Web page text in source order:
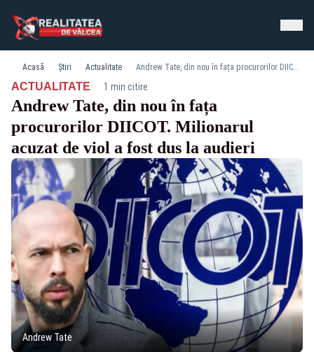
Acasă Știri Actualitate Andrew Tate, din nou în fața procurorilor DIICOT. Milionarul acuzat de viol a fost dus la audieri
ACTUALITATE· 1 min citire
Andrew Tate, din nou în fața
procurorilor DIICOT. Milionarul
acuzat de viol a fost dus la audieri
Andrew Tate